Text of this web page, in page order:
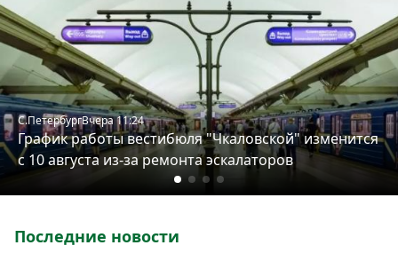
Россия
Мир
Здоровье
Еда
Туризм
Мода
Театр
Кино
Книги
С.ПетербургВчера 11:24
График работы вестибюля "Чкаловской" изменится
с 10 августа из-за ремонта эскалаторов
Последние новости